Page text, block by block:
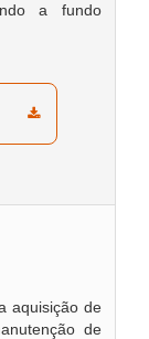
a fundo
aquisição de
de